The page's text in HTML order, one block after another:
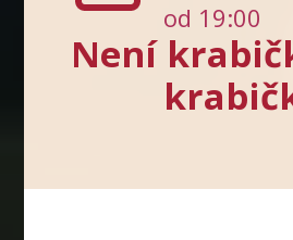
od 19:00
Není